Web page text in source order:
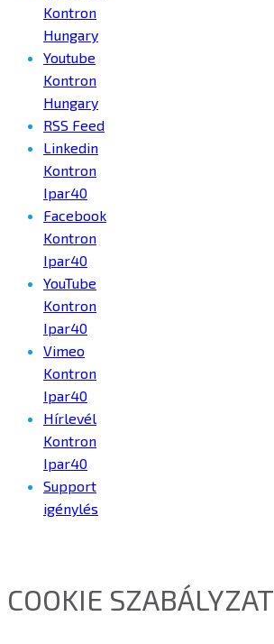
Kontron
Hungary
Youtube
Kontron
Hungary
RSS Feed
Linkedin
Kontron
Ipar40
Facebook
Kontron
Ipar40
YouTube
Kontron
Ipar40
Vimeo
Kontron
Ipar40
Hírlevél
Kontron
Ipar40
Support
igénylés
COOKIE SZABÁLYZAT